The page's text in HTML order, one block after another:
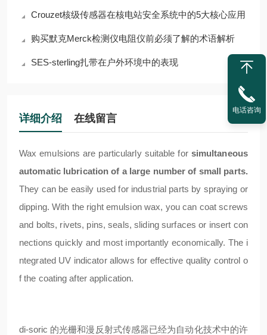
Crouzet核级传感器在核电站安全系统中的5大核心应用
购买默克Merck检测仪电阻仪前必须了解的术语解析
SES-sterling扎带在户外环境中的表现
详细介绍 在线留言
Wax emulsions are particularly suitable for simultaneous
automatic lubrication of a large number of small parts.
They can be easily used for industrial parts by spraying or
dipping. With the right emulsion wax, you can coat screws
and bolts, rivets, pins, seals, sliding surfaces or insert con
nections quickly and most importantly economically. The i
ntegrated UV indicator allows for effective quality control o
f the coating after application.
di-soric 的光栅和漫反射式传感器已经为自动化技术中的许
电话咨询